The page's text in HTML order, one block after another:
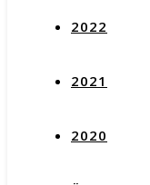
2022
2021
2020